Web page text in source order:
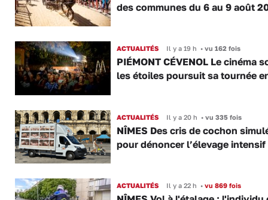
des communes du 6 au 9 août
ACTUALITÉS Il y a 19 h •vu 162 fois
PIÉMONT CÉVENOL Le cinéma
les étoiles poursuit sa tournée
ACTUALITÉS Il y a 20 h •vu 335 fois
NÎMES Des cris de cochon
pour dénoncer l’élevage intensif
ACTUALITÉS Il y a 22 h •vu 869 fois